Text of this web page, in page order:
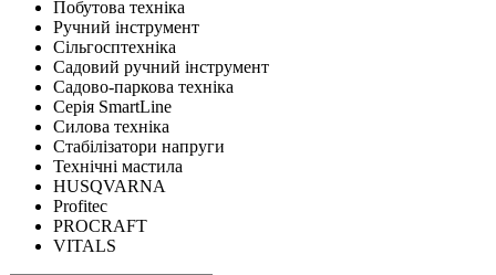
Побутова техніка
Ручний інструмент
Сільгосптехніка
Садовий ручний інструмент
Садово-паркова техніка
Серія SmartLine
Силова техніка
Стабілізатори напруги
Технічні мастила
HUSQVARNA
Profitec
PROCRAFT
VITALS